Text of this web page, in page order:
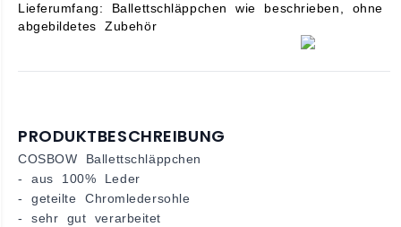
Lieferumfang: Ballettschläppchen wie beschrieben, ohne
abgebildetes Zubehör
PRODUKTBESCHREIBUNG
COSBOW Ballettschläppchen
- aus 100% Leder
- geteilte Chromledersohle
- sehr gut verarbeitet